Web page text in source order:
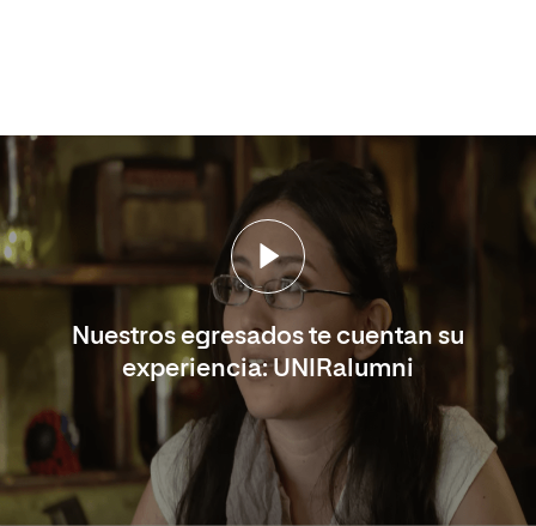
Nuestros egresados te cuentan su
experiencia: UNIRalumni